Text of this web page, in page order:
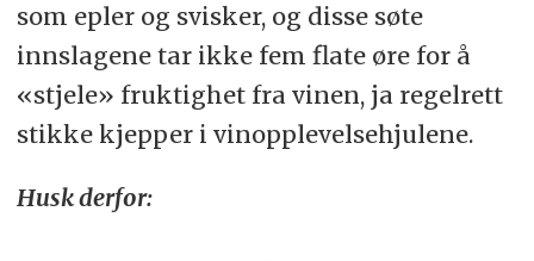
som epler og svisker, og disse søte
innslagene tar ikke fem flate øre for å
«stjele» fruktighet fra vinen, ja regelrett
stikke kjepper i vinopplevelsehjulene.
Husk derfor: